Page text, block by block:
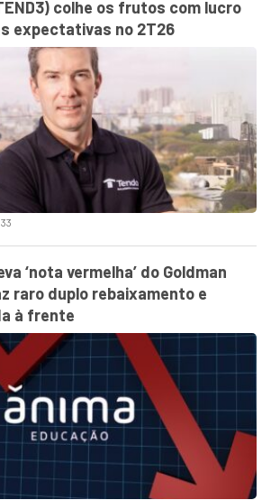
colhe os frutos com lucro
expectativas no 2T26
‘nota vermelha’ do Goldman
raro duplo rebaixamento e
à frente